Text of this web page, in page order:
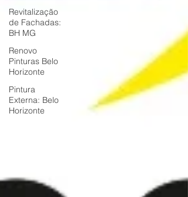
Revitalização
de Fachadas:
BH MG
Renovo
Pinturas Belo
Horizonte
Pintura
Externa: Belo
Horizonte